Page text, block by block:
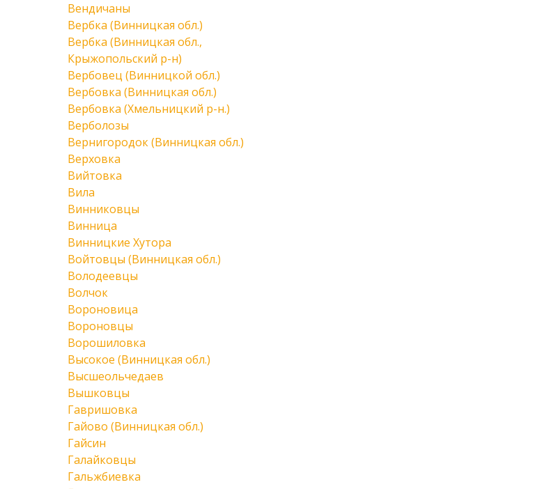
Вендичаны
Вербка (Винницкая обл.)
Вербка (Винницкая обл.,
Крыжопольский р-н)
Вербовец (Винницкой обл.)
Вербовка (Винницкая обл.)
Вербовка (Хмельницкий р-н.)
Верболозы
Вернигородок (Винницкая обл.)
Верховка
Вийтовка
Вила
Винниковцы
Винница
Винницкие Хутора
Войтовцы (Винницкая обл.)
Володеевцы
Волчок
Вороновица
Вороновцы
Ворошиловка
Высокое (Винницкая обл.)
Высшеольчедаев
Вышковцы
Гавришовка
Гайово (Винницкая обл.)
Гайсин
Галайковцы
Гальжбиевка